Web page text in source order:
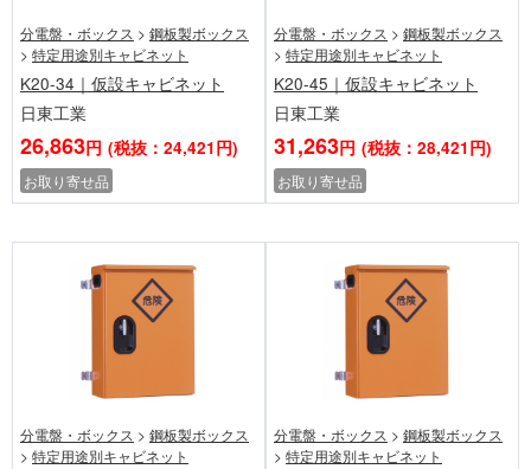
分電盤・ボックス > 鋼板製ボックス
> 特定用途別キャビネット
K20-34｜仮設キャビネット
日東工業
26,863円 (税抜：24,421円)
お取り寄せ品
分電盤・ボックス > 鋼板製ボックス
> 特定用途別キャビネット
K20-45｜仮設キャビネット
日東工業
31,263円 (税抜：28,421円)
お取り寄せ品
分電盤・ボックス > 鋼板製ボックス
> 特定用途別キャビネット
分電盤・ボックス > 鋼板製ボックス
> 特定用途別キャビネット